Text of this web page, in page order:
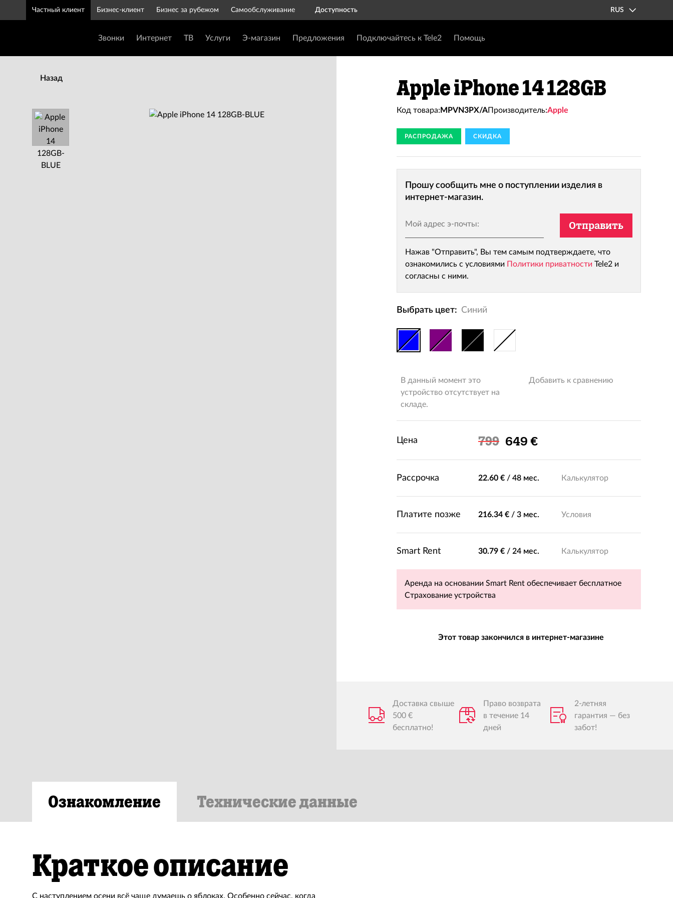
Частный клиент Бизнес-клиент Бизнес за рубежом Самообслуживание Доступность RUS
Звонки Интернет ТВ Услуги Э-магазин Предложения Подключайтесь к Tele2 Помощь
Назад Apple iPhone 14 128GB
Код товара: MPVN3PX/AПроизводитель:Apple
РАСПРОДАЖА СКИДКА
Прошу сообщить мне о поступлении изделия в
интернет-магазин.
Мой адрес э-почты:
Отправить
Нажав "Отправить", Вы тем самым подтверждаете, что
ознакомились с условиями Политики приватности Tele2 и
согласны с ними.
Выбрать цвет: Синий
В данный момент это
устройство отсутствует на
складе.
Добавить к сравнению
Цена 799 Льготная цена
649 €
Рассрочка 22.60 € / 48 мес. Калькулятор
Платите позже 216.34 € / 3 мес. Условия
Smart Rent 30.79 € / 24 мес. Калькулятор
Аренда на основании Smart Rent обеспечивает бесплатное
Страхование устройства
Этот товар закончился в интернет-магазине
Доставка свыше
500 €
бесплатно!
Право возврата
в течение 14
дней
2-летняя
гарантия — без
забот!
Ознакомление Технические данные
Краткое описание
С наступлением осени всё чаще думаешь о яблоках. Особенно сейчас, когда